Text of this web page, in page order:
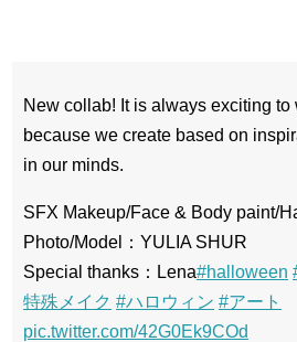
New collab! It is always exciting to
because we create based on
in our minds.
SFX Makeup/Face & Body paint/
Photo/Model：YULIA SHUR
Special thanks：Lena#halloween
特殊メイク #ハロウィン #アート
pic.twitter.com/42G0Ek9COd